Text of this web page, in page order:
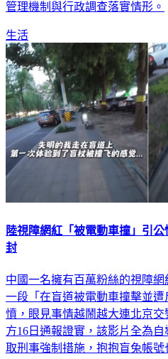
植器官且遭判刑，已申請自動調
生活
陸視障網紅「被電動車撞」引
中國一名擁有百萬粉絲的視障網
一段「在盲道被電動車撞擊並
憤，眼見事情越鬧越大連北京
方16日通報證實，該影片全為自